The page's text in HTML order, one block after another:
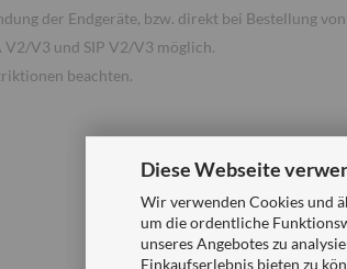
Diese Webseite
Wir verwenden Cookies und
um die ordentliche
unseres Angebotes zu
Einkaufserlebnis bieten zu
der Endgeräte, bzw. direkt bei Bestellung
V2/V3 und SIP V2/V3 möglich.
beachten.